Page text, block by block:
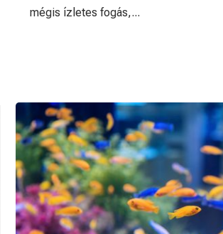
mégis ízletes fogás,...